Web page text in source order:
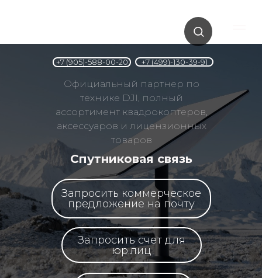
Спутниковая связь
Официальный партнер по
технике DJI, полный
ассортимент квадрокоптеров,
аксессуаров и лицензионных
товаров
Запросить коммерческое
предложение на почту
Запросить счет для
юр.лиц
+7 (499)-130-39-91
+7 (905)-588-00-20